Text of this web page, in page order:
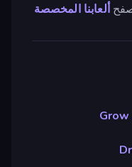
ألعابنا المخصصة